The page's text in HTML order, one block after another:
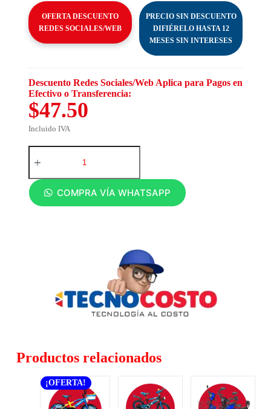
OFERTA DESCUENTO
REDES SOCIALES/WEB
PRECIO SIN DESCUENTO
DIFIÉRELO HASTA 12
MESES SIN INTERESES
Descuento Redes Sociales/Web Aplica para Pagos en
Efectivo o Transferencia:
$47.50
Incluido IVA
COMPRA VÍA WHATSAPP
Productos relacionados
¡OFERTA!